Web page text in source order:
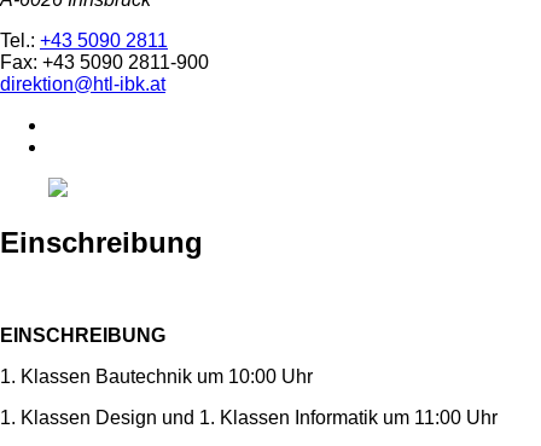
Tel.: +43 5090 2811
Fax: +43 5090 2811-900
direktion@htl-ibk.at
Einschreibung
EINSCHREIBUNG
1. Klassen Bautechnik um 10:00 Uhr
1. Klassen Design und 1. Klassen Informatik um 11:00 Uhr